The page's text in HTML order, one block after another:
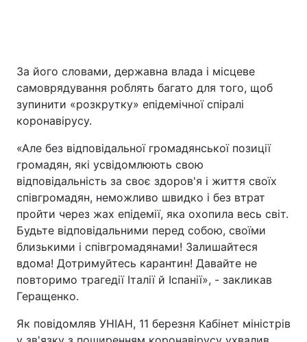
За його словами, державна влада і місцеве
самоврядування роблять багато для того, щоб
зупинити «розкрутку» епідемічної спіралі
коронавірусу.
«Але без відповідальної громадянської позиції
громадян, які усвідомлюють свою
відповідальність за своє здоров'я і життя своїх
співгромадян, неможливо швидко і без втрат
пройти через жах епідемії, яка охопила весь світ.
Будьте відповідальними перед собою, своїми
близькими і співгромадянами! Залишайтеся
вдома! Дотримуйтесь карантин! Давайте не
повторимо трагедії Італії й Іспанії», - закликав
Геращенко.
Як повідомляв УНІАН, 11 березня Кабінет міністрів